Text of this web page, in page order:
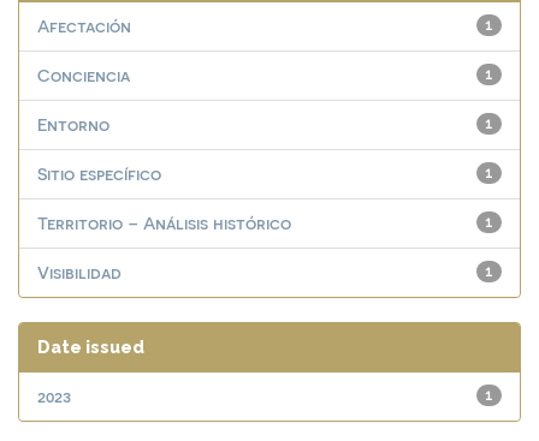
1
Afectación
1
Conciencia
1
Entorno
1
Sitio específico
1
Territorio – Análisis histórico
1
Visibilidad
Date issued
1
2023